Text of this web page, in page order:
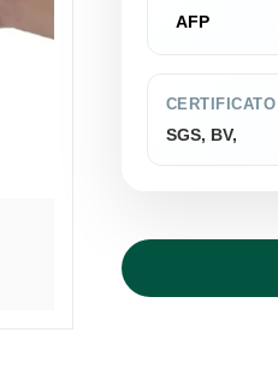
AFP
CERTIFICATO
SGS, BV,